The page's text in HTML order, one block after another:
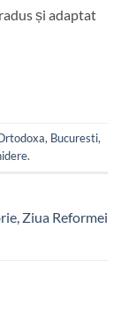
și adaptat
, Bucuresti,
.
Ziua Reformei